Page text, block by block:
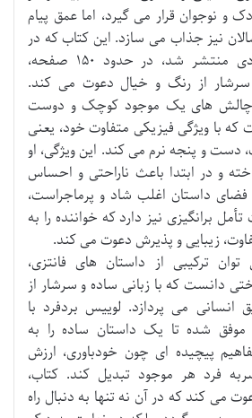
و نوجوان قرار می گیرد، اما عمق پیام
نیز جذاب می سازد. این کتاب که در
اوایل دهه ۲۰۰۰ میلادی منتشر شد، در حدود ۱۵۰ صفحه،
سرشار از رنگ و خیال دعوت می کند.
چالش های یک موجود کوچک و دوست
که با ویژگی فیزیکی متفاوت خود، یعنی
دست و پنجه نرم می کند. این ویژگی، او
و در ابتدا باعث ناراحتی و احساس
داستان اغلب شاد و پرماجراست،
برانگیزی نیز دارد که خواننده را به
زیبایی و پذیرش دعوت می کند.
ترکیبی از داستان های فانتزی،
دانست که با زبانی ساده و سرشار از
انسانی می پردازد. لوییس بردفرد با
شده تا یک داستان ساده را به
پیچیده ای چون خودباوری، ارزش
فرد هر موجود تبدیل کند. کتاب،
می کند که در آن نه تنها به دنبال راه